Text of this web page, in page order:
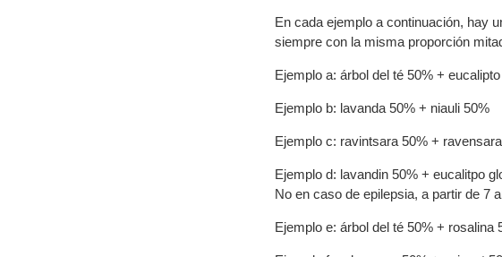
En cada ejemplo a continuación, hay
siempre con la misma proporción
Ejemplo a: árbol del té 50% +
Ejemplo b: lavanda 50% + niauli 50%
Ejemplo c: ravintsara 50% +
Ejemplo d: lavandin 50% + eucalitpo
No en caso de epilepsia, a partir de 7
Ejemplo e: árbol del té 50% + rosalina